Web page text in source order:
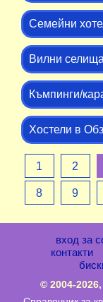
Семейни
Вилни
Къмпинги/
Хостели в
1 2
8 9
вход за
контакти
© 2004-